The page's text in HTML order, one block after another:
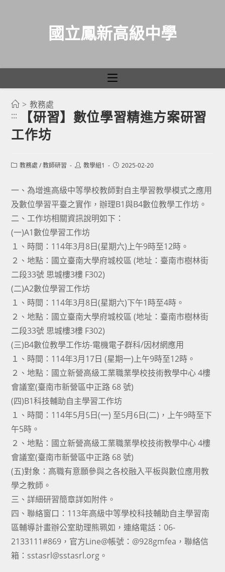
國立鳳新高級中學
> 教務處
:::
【研習】數位學習精進方案研習
工作坊
Post教務處 / 教師研習
Post教學組1
Post2025-02-20
一、為增進高級中等學校教師對自主學習教學模式之應用
及數位學習平臺之實作，辦理B1與B4數位教學工作坊。
二、工作坊相關資訊說明如下：
(一)A1數位學習工作坊
１、時間：114年3月8日(星期六)上午9時至12時。
２、地點：國立臺南大學府城校區 (地址：臺南市樹林街
二段33號 思城樓3樓 F302)
(二)A2數位學習工作坊
１、時間：114年3月8日(星期六)下午1時至4時。
２、地點：國立臺南大學府城校區 (地址：臺南市樹林街
二段33號 思城樓3樓 F302)
(三)B4數位教學工作坊-電機電子群科/因材網應用
１、時間：114年3月17日 (星期一)上午9時至12時。
２、地點：國立新營高級工業職業學校技術教學中心 4樓
會議室(臺南市新營區中正路 68 號)
(四)B1科技輔助自主學習工作坊
１、時間：114年5月5日(一) 至5月6日(二)，上午9時至下
午5時。
２、地點：國立新營高級工業職業學校技術教學中心 4樓
會議室(臺南市新營區中正路 68 號)
(五)對象：高職有意願參與之各校融入平板與數位應用教
學之教師。
三、詳細研習簡章詳如附件。
四、聯絡窗口：113年高級中等學校科技輔助自主學習南
區輔導計畫辦公室助理熊珮如，連絡電話：06-
2133111#869，官方Line@帳號：@928gmfea，聯絡信
箱：sstasrl@sstasrl.org。